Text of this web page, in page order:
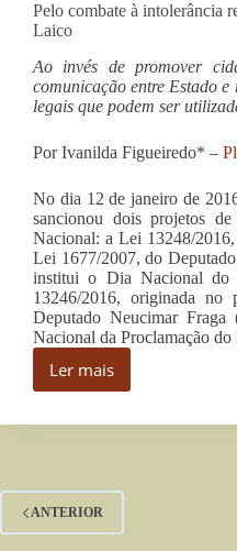
Pelo combate à intolerância
Laico
Ao invés de promover
comunicação entre Estado
legais que podem ser
Por Ivanilda Figueiredo* –
No dia 12 de janeiro de
sancionou dois projetos
Nacional: a Lei 13248/
Lei 1677/2007, do
institui o Dia Nacional
13246/2016, originada
Deputado Neucimar
Nacional da Proclamação do
Ler mais
Pelo
à
e
em
defesa
ANTERIOR